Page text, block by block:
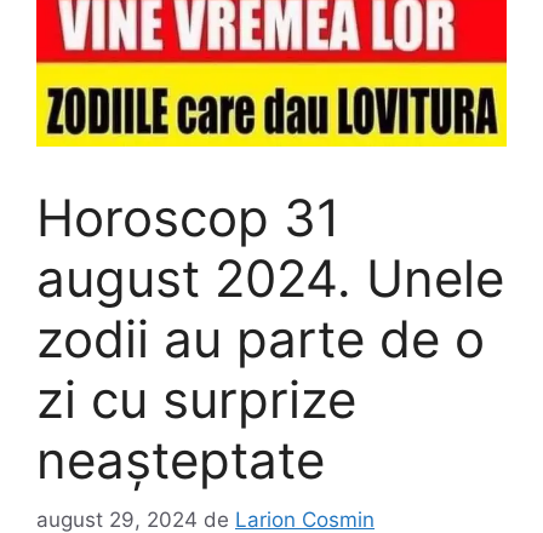
Horoscop 31
august 2024. Unele
zodii au parte de o
zi cu surprize
neașteptate
august 29, 2024 de Larion Cosmin